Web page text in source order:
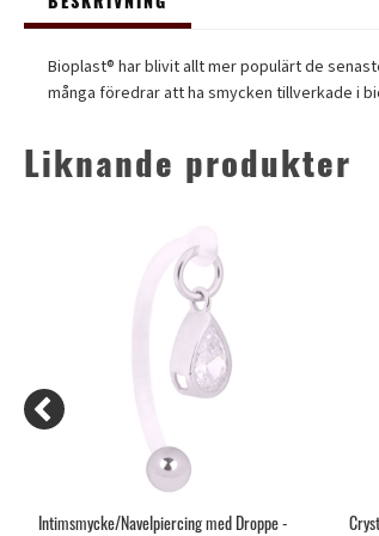
BESKRIVNING
Bioplast® har blivit allt mer populärt de
många föredrar att ha smycken tillverkade i
Liknande produkter
Intimsmycke/Navelpiercing med Droppe -